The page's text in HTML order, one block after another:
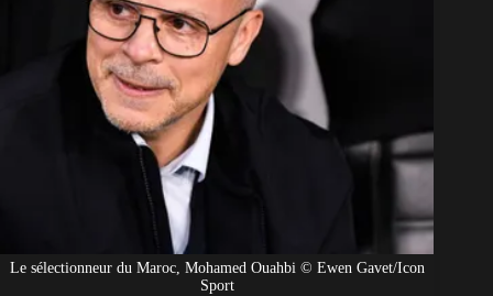
Le sélectionneur du Maroc, Mohamed Ouahbi © Ewen Gavet/Icon
Sport